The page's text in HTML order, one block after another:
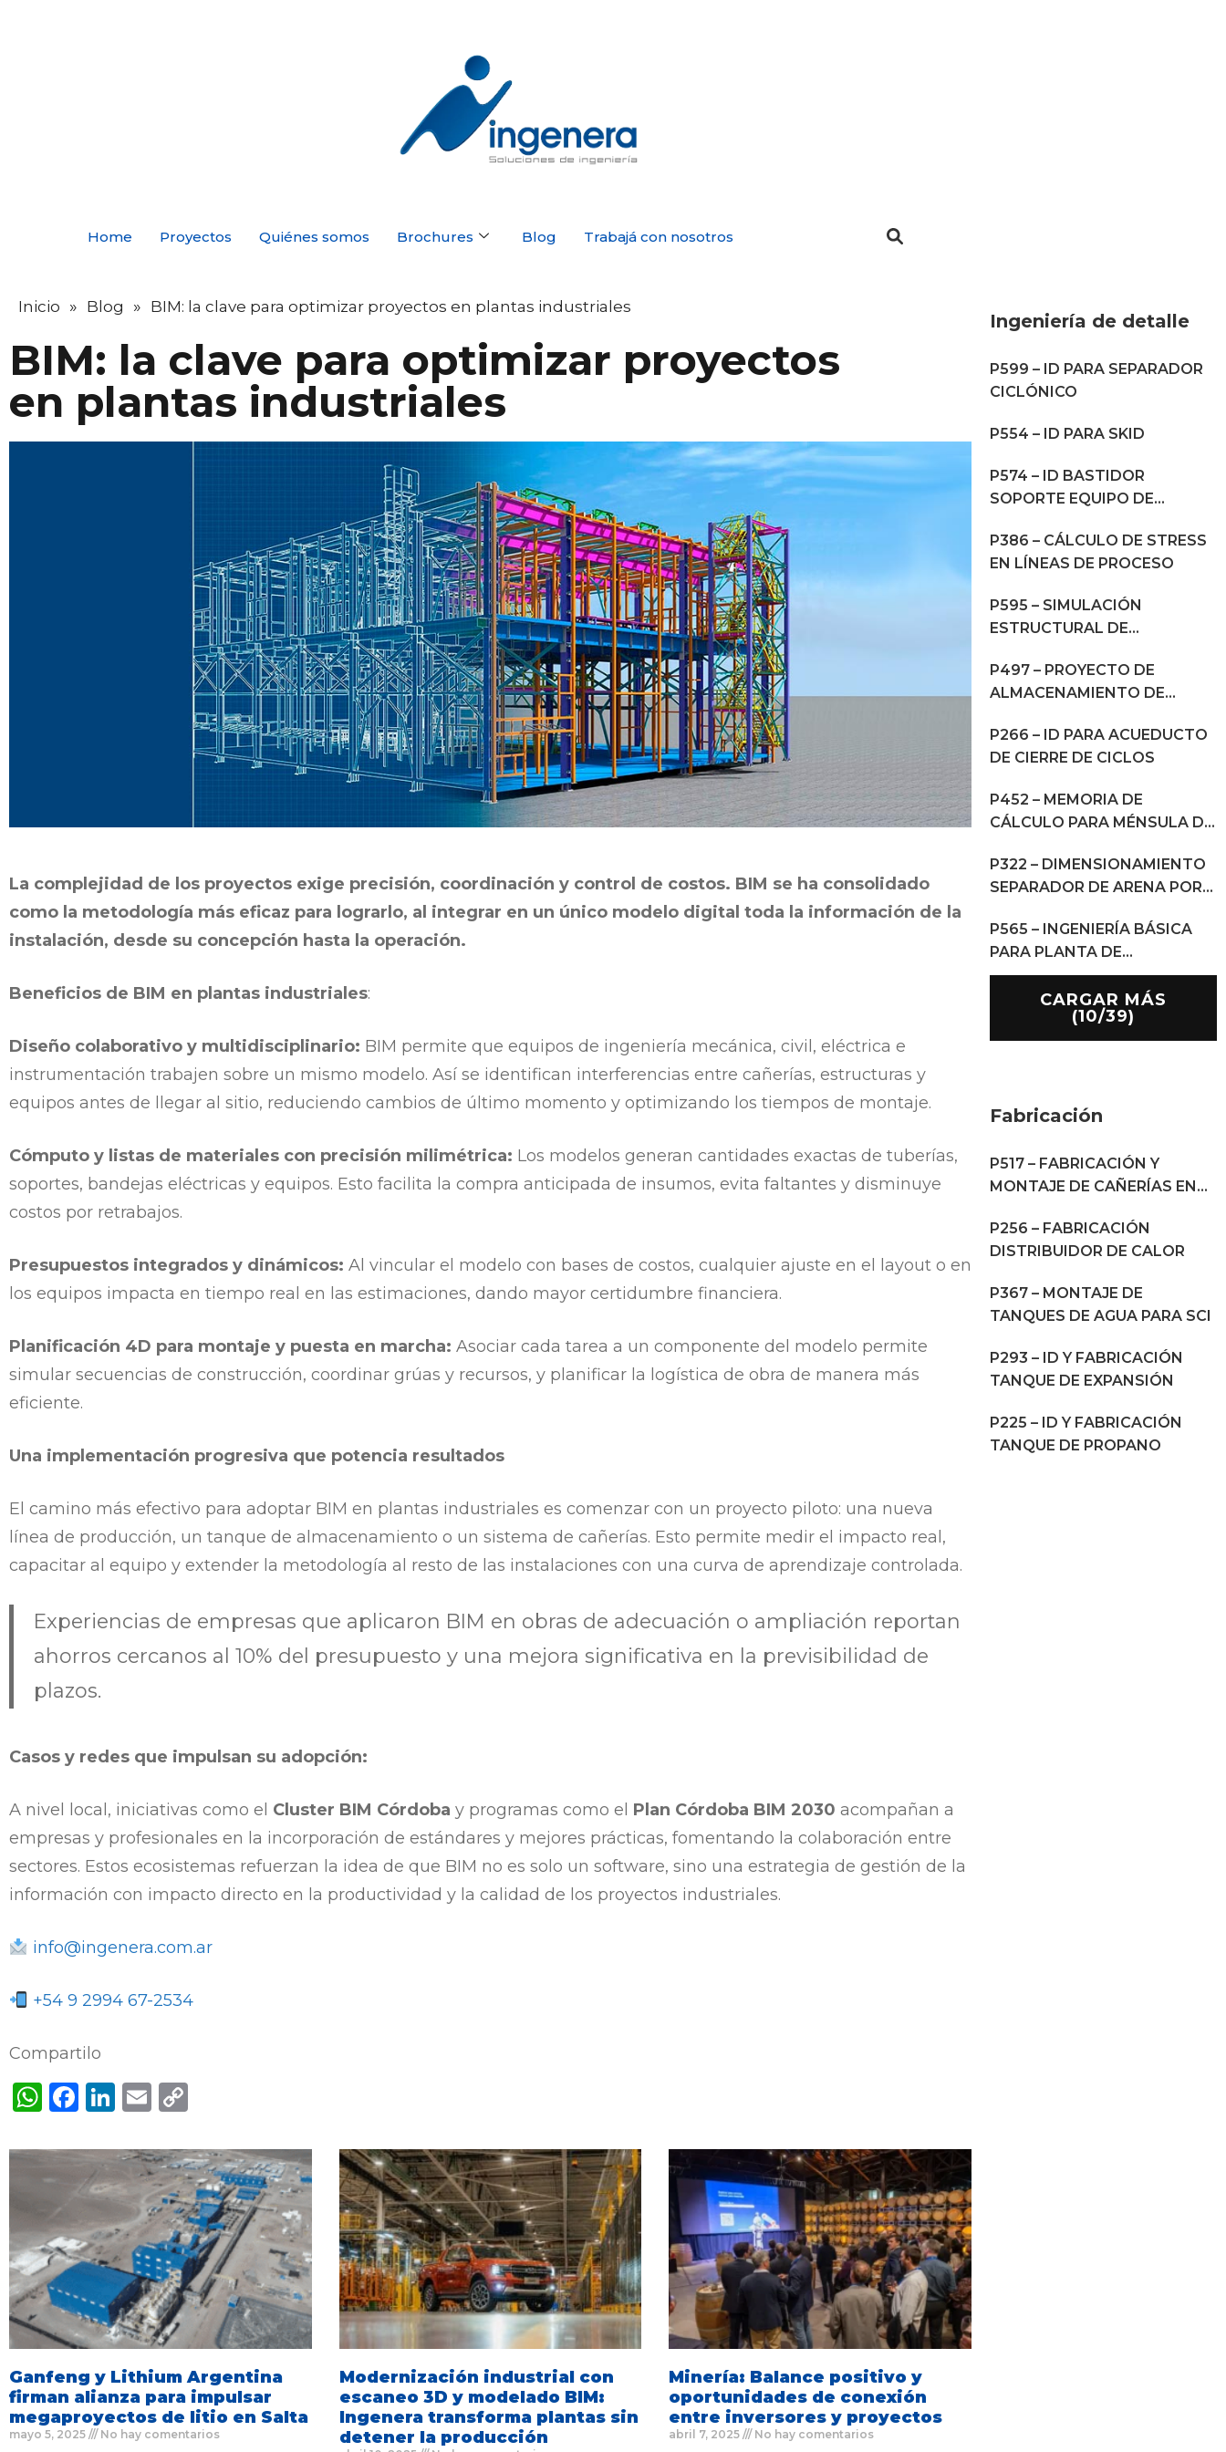
Home Proyectos Quiénes somos Brochures Blog Trabajá con nosotros
Inicio » Blog » BIM: la clave para optimizar proyectos en plantas industriales
BIM: la clave para optimizar proyectos
en plantas industriales
La complejidad de los proyectos exige precisión, coordinación y control de costos. BIM se ha consolidado
como la metodología más eficaz para lograrlo, al integrar en un único modelo digital toda la información de la
instalación, desde su concepción hasta la operación.
Beneficios de BIM en plantas industriales:
Diseño colaborativo y multidisciplinario: BIM permite que equipos de ingeniería mecánica, civil, eléctrica e
instrumentación trabajen sobre un mismo modelo. Así se identifican interferencias entre cañerías, estructuras y
equipos antes de llegar al sitio, reduciendo cambios de último momento y optimizando los tiempos de montaje.
Cómputo y listas de materiales con precisión milimétrica: Los modelos generan cantidades exactas de tuberías,
soportes, bandejas eléctricas y equipos. Esto facilita la compra anticipada de insumos, evita faltantes y disminuye
costos por retrabajos.
Presupuestos integrados y dinámicos: Al vincular el modelo con bases de costos, cualquier ajuste en el layout o en
los equipos impacta en tiempo real en las estimaciones, dando mayor certidumbre financiera.
Planificación 4D para montaje y puesta en marcha: Asociar cada tarea a un componente del modelo permite
simular secuencias de construcción, coordinar grúas y recursos, y planificar la logística de obra de manera más
eficiente.
Una implementación progresiva que potencia resultados
El camino más efectivo para adoptar BIM en plantas industriales es comenzar con un proyecto piloto: una nueva
línea de producción, un tanque de almacenamiento o un sistema de cañerías. Esto permite medir el impacto real,
capacitar al equipo y extender la metodología al resto de las instalaciones con una curva de aprendizaje controlada.
Experiencias de empresas que aplicaron BIM en obras de adecuación o ampliación reportan
ahorros cercanos al 10% del presupuesto y una mejora significativa en la previsibilidad de
plazos.
Casos y redes que impulsan su adopción:
A nivel local, iniciativas como el Cluster BIM Córdoba y programas como el Plan Córdoba BIM 2030 acompañan a
empresas y profesionales en la incorporación de estándares y mejores prácticas, fomentando la colaboración entre
sectores. Estos ecosistemas refuerzan la idea de que BIM no es solo un software, sino una estrategia de gestión de la
información con impacto directo en la productividad y la calidad de los proyectos industriales.
info@ingenera.com.ar
+54 9 2994 67-2534
Compartilo
WhatsApp
Facebook
LinkedIn
Email
Ganfeng y Lithium Argentina
firman alianza para impulsar
megaproyectos de litio en Salta
mayo 5, 2025 No hay comentarios
Modernización industrial con
escaneo 3D y modelado BIM:
Ingenera transforma plantas sin
detener la producción
Minería: Balance positivo y
oportunidades de conexión
entre inversores y proyectos
abril 7, 2025 No hay comentarios
Ingeniería de detalle
P599 – ID PARA SEPARADOR
CICLÓNICO
P554 – ID PARA SKID
P574 – ID BASTIDOR
SOPORTE EQUIPO DE
P386 – CÁLCULO DE STRESS
EN LÍNEAS DE PROCESO
P595 – SIMULACIÓN
ESTRUCTURAL DE
P497 – PROYECTO DE
ALMACENAMIENTO DE
P266 – ID PARA ACUEDUCTO
DE CIERRE DE CICLOS
P452 – MEMORIA DE
CÁLCULO PARA MÉNSULA DE
P322 – DIMENSIONAMIENTO
SEPARADOR DE ARENA POR
P565 – INGENIERÍA BÁSICA
PARA PLANTA DE
HIDRÓGENO VERDE
CARGAR MÁS
(10/39)
Fabricación
P517 – FABRICACIÓN Y
MONTAJE DE CAÑERÍAS EN
P256 – FABRICACIÓN
DISTRIBUIDOR DE CALOR
P367 – MONTAJE DE
TANQUES DE AGUA PARA SCI
P293 – ID Y FABRICACIÓN
TANQUE DE EXPANSIÓN
P225 – ID Y FABRICACIÓN
TANQUE DE PROPANO